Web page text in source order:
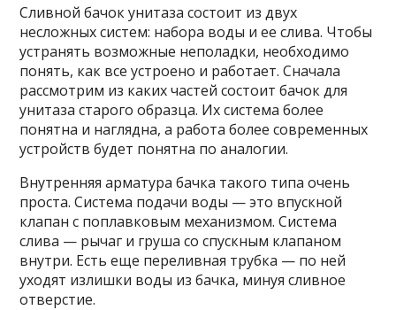
Сливной бачок унитаза состоит из двух
несложных систем: набора воды и ее слива. Чтобы
устранять возможные неполадки, необходимо
понять, как все устроено и работает. Сначала
рассмотрим из каких частей состоит бачок для
унитаза старого образца. Их система более
понятна и наглядна, а работа более современных
устройств будет понятна по аналогии.
Внутренняя арматура бачка такого типа очень
проста. Система подачи воды — это впускной
клапан с поплавковым механизмом. Система
слива — рычаг и груша со спускным клапаном
внутри. Есть еще переливная трубка — по ней
уходят излишки воды из бачка, минуя сливное
отверстие.